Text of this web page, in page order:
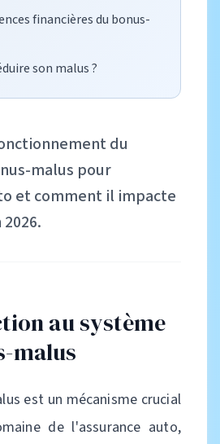
financières du bonus-
son malus ?
du
malus pour
et comment il impacte
au système
malus
est un mécanisme crucial
de l'assurance auto,